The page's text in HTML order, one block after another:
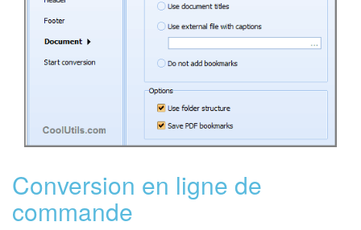
Conversion en ligne de
commande